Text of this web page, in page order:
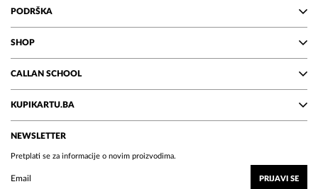
PODRŠKA
SHOP
CALLAN SCHOOL
KUPIKARTU.BA
NEWSLETTER
Pretplati se za informacije o novim proizvodima.
PRIJAVI SE